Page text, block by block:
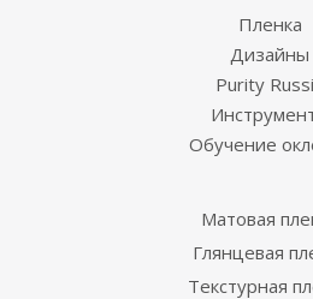
Пленка
Дизайны
Purity
Обучение
Матовая
Глянцевая
Текстурная